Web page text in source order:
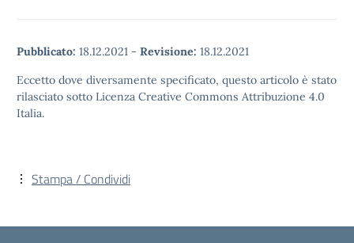
Pubblicato: 18.12.2021 - Revisione: 18.12.2021
Eccetto dove diversamente specificato, questo articolo è stato
rilasciato sotto Licenza Creative Commons Attribuzione 4.0
Italia.
Stampa / Condividi